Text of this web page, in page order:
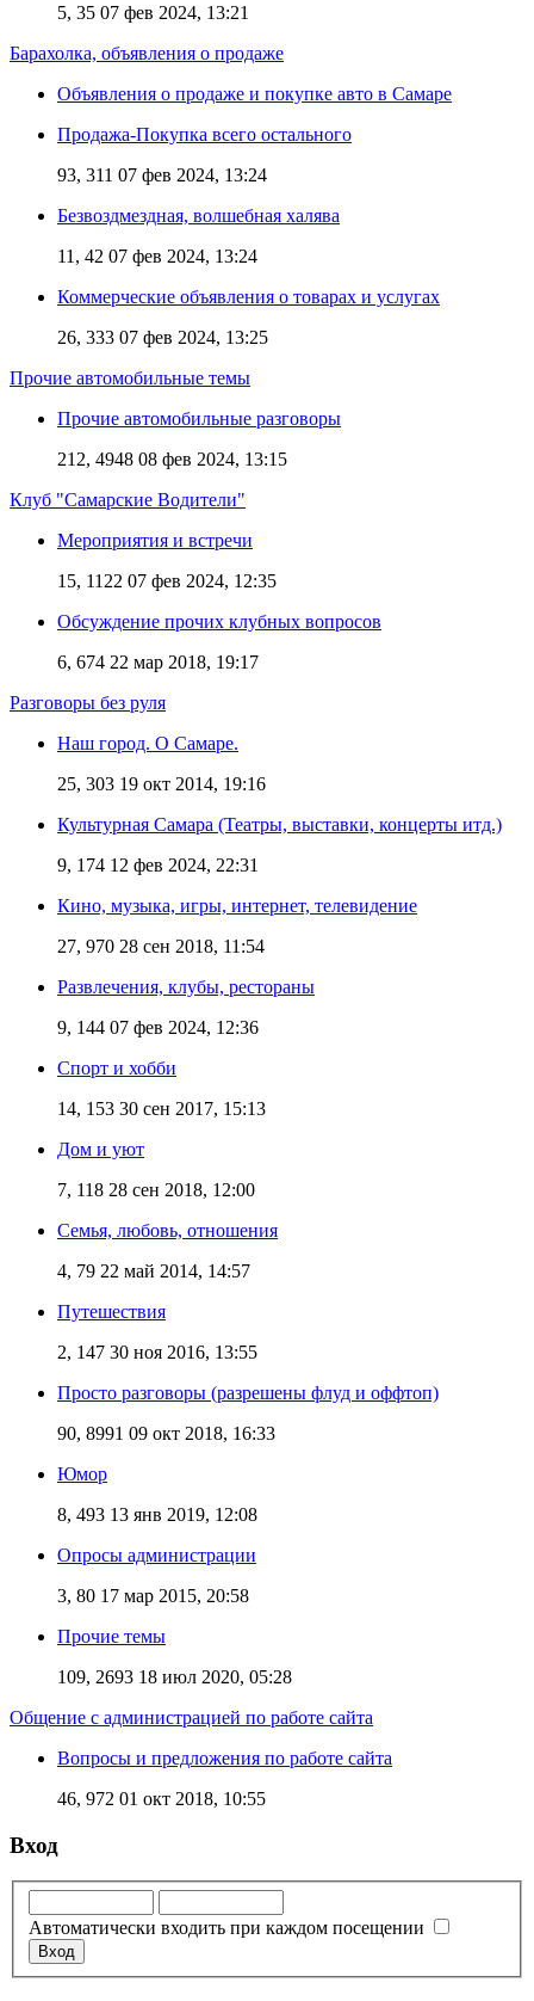
5, 35 07 фев 2024, 13:21
Барахолка, объявления о продаже
Объявления о продаже и покупке авто в Самаре
Продажа-Покупка всего остального
93, 311 07 фев 2024, 13:24
Безвоздмездная, волшебная халява
11, 42 07 фев 2024, 13:24
Коммерческие объявления о товарах и услугах
26, 333 07 фев 2024, 13:25
Прочие автомобильные темы
Прочие автомобильные разговоры
212, 4948 08 фев 2024, 13:15
Клуб "Самарские Водители"
Мероприятия и встречи
15, 1122 07 фев 2024, 12:35
Обсуждение прочих клубных вопросов
6, 674 22 мар 2018, 19:17
Разговоры без руля
Наш город. О Самаре.
25, 303 19 окт 2014, 19:16
Культурная Самара (Театры, выставки, концерты итд.)
9, 174 12 фев 2024, 22:31
Кино, музыка, игры, интернет, телевидение
27, 970 28 сен 2018, 11:54
Развлечения, клубы, рестораны
9, 144 07 фев 2024, 12:36
Спорт и хобби
14, 153 30 сен 2017, 15:13
Дом и уют
7, 118 28 сен 2018, 12:00
Семья, любовь, отношения
4, 79 22 май 2014, 14:57
Путешествия
2, 147 30 ноя 2016, 13:55
Просто разговоры (разрешены флуд и оффтоп)
90, 8991 09 окт 2018, 16:33
Юмор
8, 493 13 янв 2019, 12:08
Опросы администрации
3, 80 17 мар 2015, 20:58
Прочие темы
109, 2693 18 июл 2020, 05:28
Общение с администрацией по работе сайта
Вопросы и предложения по работе сайта
46, 972 01 окт 2018, 10:55
Вход
Автоматически входить при каждом посещении